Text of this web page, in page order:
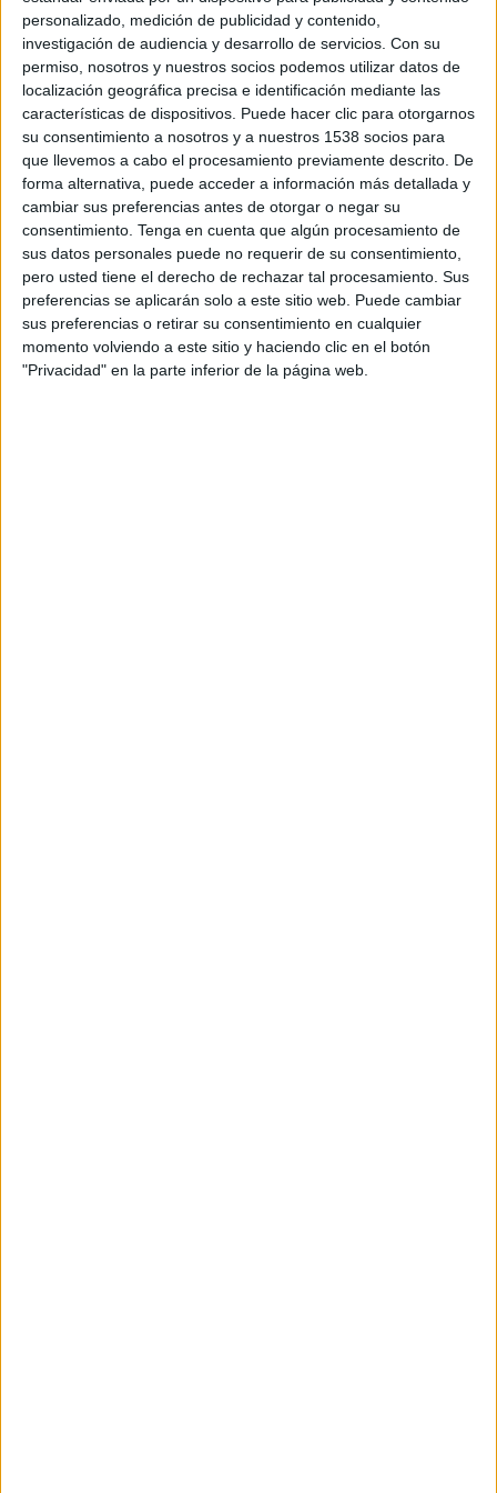
personalizado, medición de publicidad y contenido,
investigación de audiencia y desarrollo de servicios. Con su
permiso, nosotros y nuestros socios podemos utilizar datos de
localización geográfica precisa e identificación mediante las
características de dispositivos. Puede hacer clic para otorgarnos
su consentimiento a nosotros y a nuestros 1538 socios para
que llevemos a cabo el procesamiento previamente descrito. De
forma alternativa, puede acceder a información más detallada y
cambiar sus preferencias antes de otorgar o negar su
consentimiento. Tenga en cuenta que algún procesamiento de
sus datos personales puede no requerir de su consentimiento,
pero usted tiene el derecho de rechazar tal procesamiento. Sus
preferencias se aplicarán solo a este sitio web. Puede cambiar
sus preferencias o retirar su consentimiento en cualquier
momento volviendo a este sitio y haciendo clic en el botón
"Privacidad" en la parte inferior de la página web.
UM ha desarrollado todo el plan de amplificación de la plataforma, mediante una
campaña multimedia que cuenta con medios digitales y difusión en prensa.
Mediante el CreatorSpace se podrán poner en contacto con expertos del sector las
personas que se inscriban para debatir e innovar soluciones para los retos
económicos, medioambientales y sociales.
Más información
TWEET
SHARE